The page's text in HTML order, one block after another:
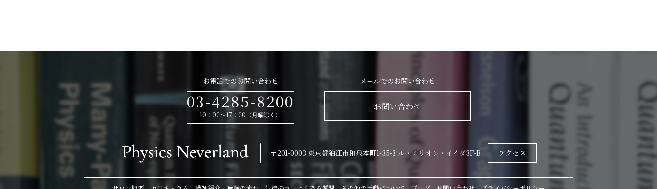
お電話でのお問い合わせ
03-4285-8200
10：00～17：00（月曜除く）
メールでのお問い合わせ
お問い合わせ
〒201-0003東京都狛江市和泉本町1-35-3 ル・ミリオン・イイダ3F-B アクセス